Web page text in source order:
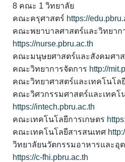
8 คณะ 1 วิทยาลัย
คณะครุศาสตร์ https://
คณะพยาบาลศาสตร์และวิทยาก
https://nurse.pbru.ac.th
คณะมนุษยศาสตร์และสังคมศา
คณะวิทยาการจัดการ http://
คณะวิทยาศาสตร์และเทคโนโลยี
คณะวิศวกรรมศาสตร์และเทคโ
https://intech.pbru.ac.th
คณะเทคโนโลยีการเกษตร
คณะเทคโนโลยีสารสนเทศ
วิทยาลัยนวัตกรรมอาหารและอุ
https://c-fhi.pbru.ac.th